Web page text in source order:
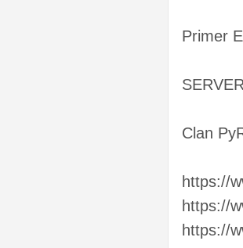
Primer
Clan
https://
https://
https://